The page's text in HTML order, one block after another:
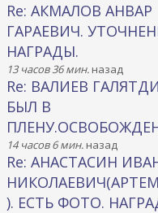
Re: АКМАЛОВ АНВАР
ГАРАЕВИЧ.
НАГРАДЫ.
13 часов 36 мин.назад
Re: ВАЛИЕВ
БЫЛ В
14 часов 6 мин.назад
Re: АНАСТАСИН
). ЕСТЬ ФОТО.